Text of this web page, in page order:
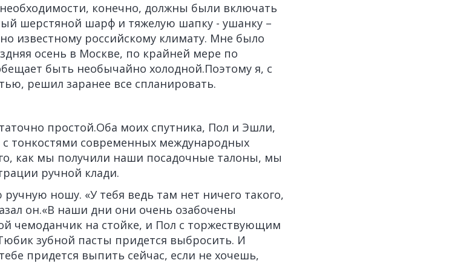
конечно, должны были включать
шерстяной шарф и тяжелую шапку - ушанку –
известному российскому климату. Мне было
осень в Москве, по крайней мере по
быть необычайно холодной.Поэтому я, с
решил заранее все спланировать.
простой.Оба моих спутника, Пол и Эшли,
тонкостями современных международных
как мы получили наши посадочные талоны, мы
ручной клади.
ношу. «У тебя ведь там нет ничего такого,
он.«В наши дни они очень озабочены
чемоданчик на стойке, и Пол с торжествующим
зубной пасты придется выбросить. И
придется выпить сейчас, если не хочешь,